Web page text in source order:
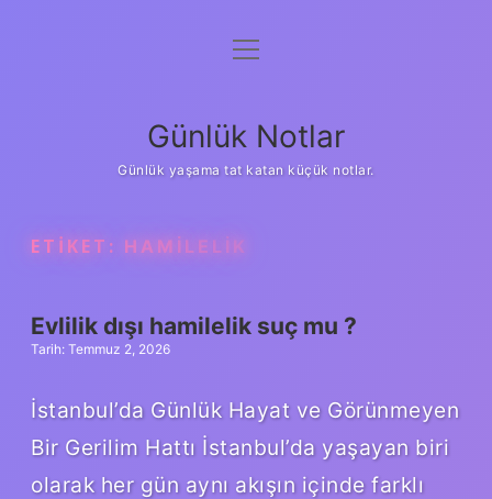
Anasayfa
Yasal Uyarı
menüyü
Günlük Notlar
Günlük yaşama tat katan küçük notlar.
ETIKET: HAMILELIK
Evlilik dışı hamilelik suç mu ?
Tarih: Temmuz 2, 2026
İstanbul’da Günlük Hayat ve Görünmeyen
Bir Gerilim Hattı İstanbul’da yaşayan biri
olarak her gün aynı akışın içinde farklı